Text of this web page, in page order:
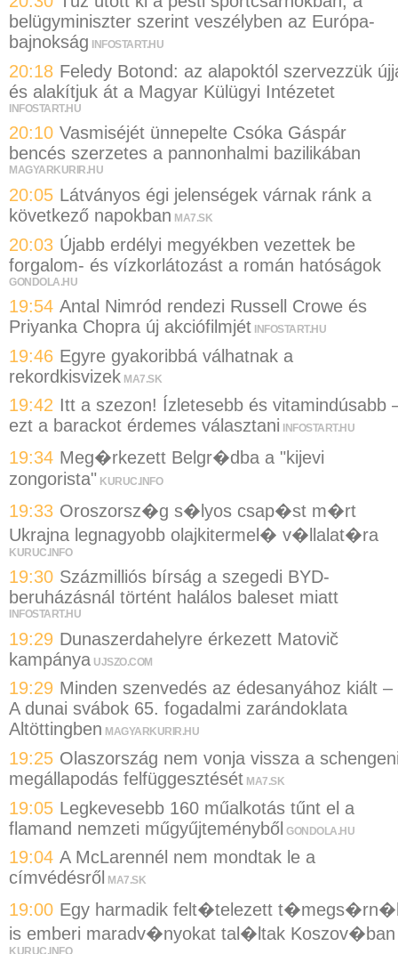
belügyminiszter szerint veszélyben az Európa-
bajnokság
INFOSTART.HU
20:18 Feledy Botond: az alapoktól szervezzük
és alakítjuk át a Magyar Külügyi Intézetet
INFOSTART.HU
20:10 Vasmiséjét ünnepelte Csóka Gáspár
bencés szerzetes a pannonhalmi bazilikában
MAGYARKURIR.HU
20:05 Látványos égi jelenségek várnak ránk a
következő napokban MA7.SK
20:03 Újabb erdélyi megyékben vezettek be
forgalom- és vízkorlátozást a román hatóságok
GONDOLA.HU
19:54 Antal Nimród rendezi Russell Crowe és
Priyanka Chopra új akciófilmjét INFOSTART.HU
19:46 Egyre gyakoribbá válhatnak a
rekordkisvizek MA7.SK
19:42 Itt a szezon! Ízletesebb és vitamindúsabb
ezt a barackot érdemes választani
INFOSTART.HU
19:34 Meg�rkezett Belgr�dba a "kijevi
zongorista" KURUC.INFO
19:33 Oroszorsz�g s�lyos csap�st m�rt
Ukrajna legnagyobb olajkitermel� v�llalat�ra
KURUC.INFO
19:30 Százmilliós bírság a szegedi BYD-
beruházásnál történt halálos baleset miatt
INFOSTART.HU
19:29 Dunaszerdahelyre érkezett Matovič
kampánya UJSZO.COM
19:29 Minden szenvedés az édesanyához kiált –
A dunai svábok 65. fogadalmi zarándoklata
Altöttingben MAGYARKURIR.HU
19:25 Olaszország nem vonja vissza a
megállapodás felfüggesztését MA7.SK
19:05 Legkevesebb 160 műalkotás tűnt el a
flamand nemzeti műgyűjteményből GONDOLA.HU
19:04 A McLarennél nem mondtak le a
címvédésről
MA7.SK
19:00 Egy harmadik felt�telezett
is emberi maradv�nyokat tal�ltak Koszov�ban
KURUC.INFO